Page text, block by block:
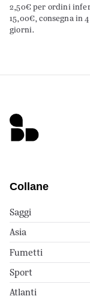
2,50€ per ordini
15,00€, consegna in
giorni.
Collane
Saggi
Asia
Fumetti
Sport
Atlanti